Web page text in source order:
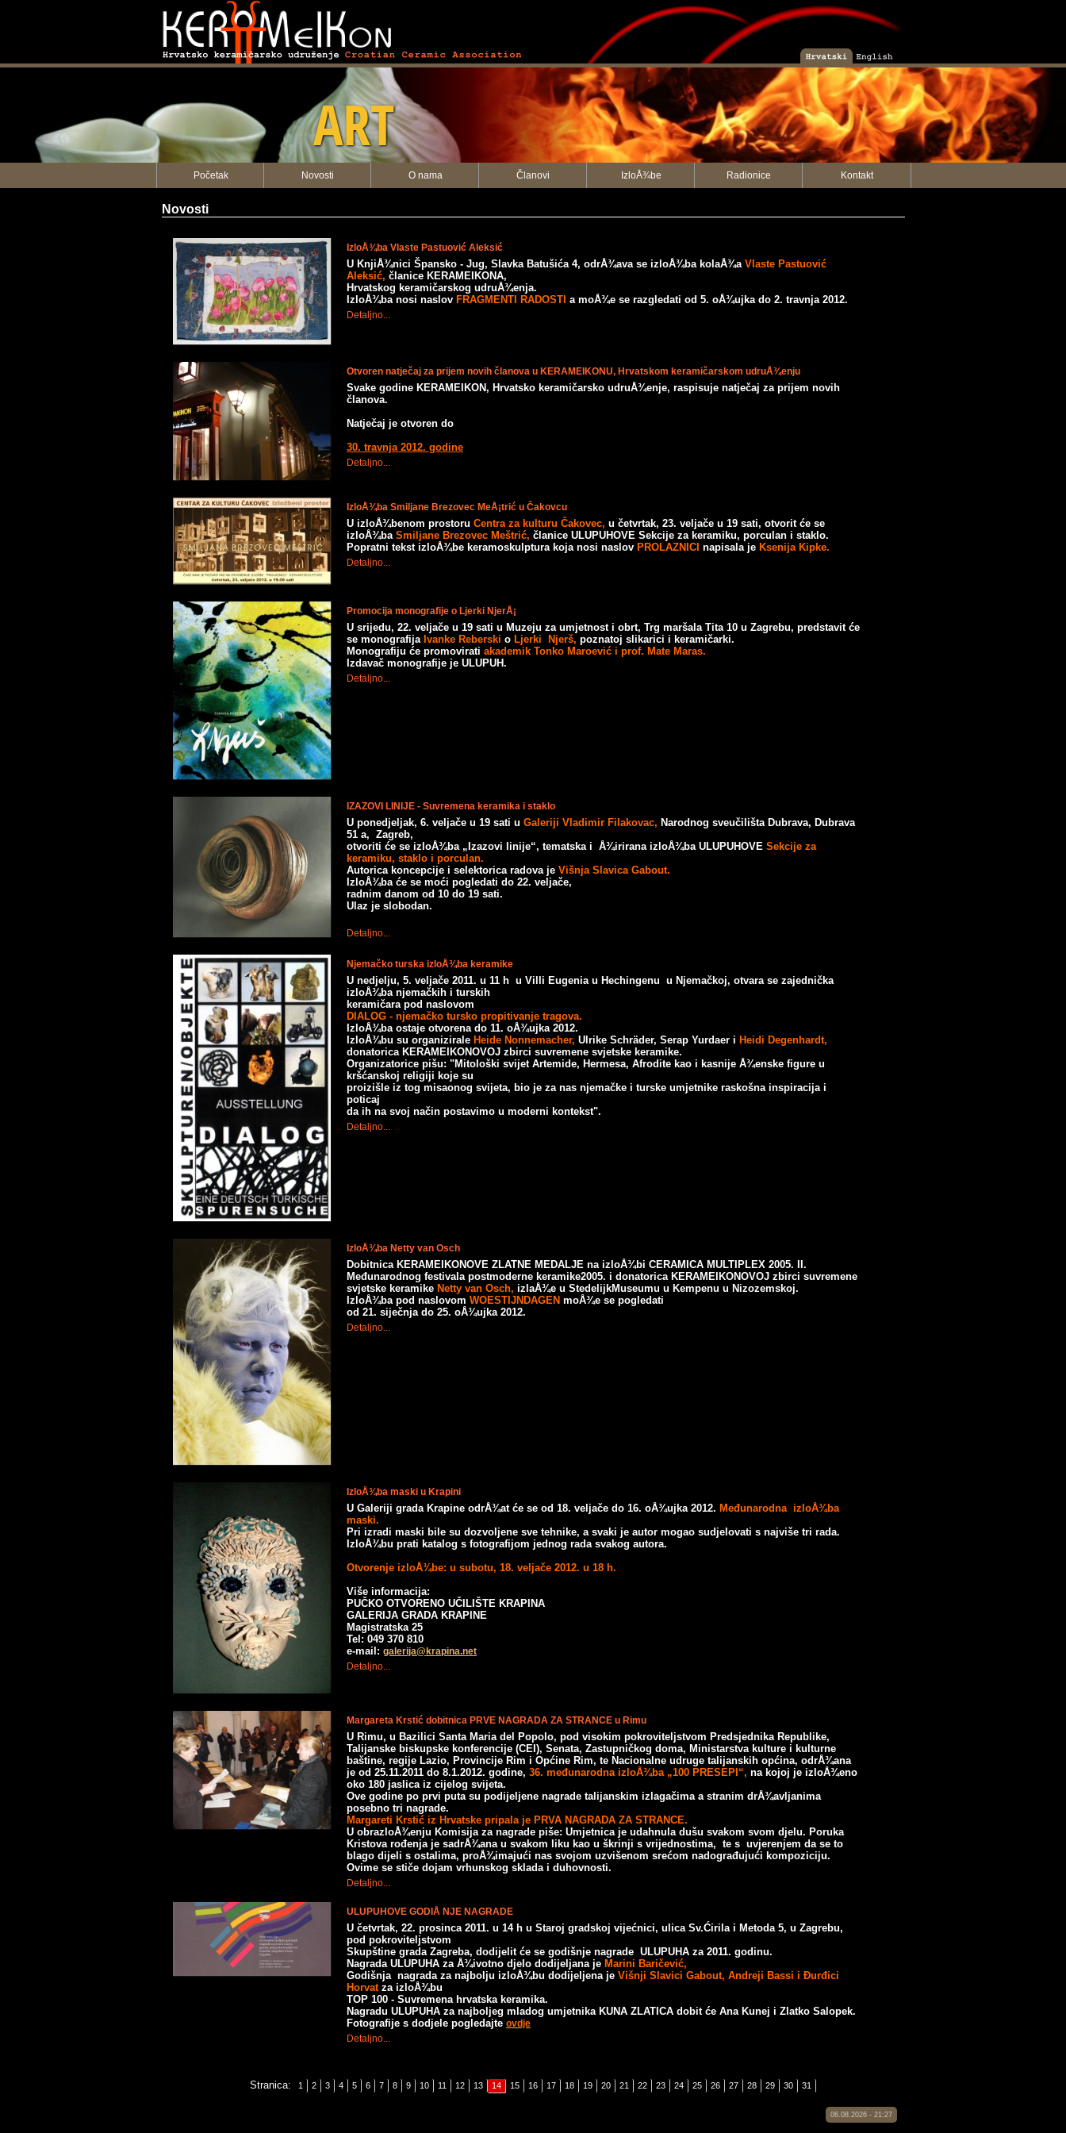
KERAMEIKON
ART
Početak Novosti O nama Članovi IzloÅ¾be Radionice Kontakt
Novosti
IzloÅ¾ba Vlaste Pastuović Aleksić
U KnjiÅ¾nici Špansko - Jug, Slavka Batušića 4, odrÅ¾ava se izloÅ¾ba kolaÅ¾a Vlaste Pastuović
Aleksić, članice KERAMEIKONA,
Hrvatskog keramičarskog udruÅ¾enja.
IzloÅ¾ba nosi naslov FRAGMENTI RADOSTI a moÅ¾e se razgledati od 5. oÅ¾ujka do 2. travnja 2012.
Detaljno...
Otvoren natječaj za prijem novih članova u KERAMEIKONU, Hrvatskom keramičarskom udruÅ¾enju
Svake godine KERAMEIKON, Hrvatsko keramičarsko udruÅ¾enje, raspisuje natječaj za prijem novih
članova.
Natječaj je otvoren do
30. travnja 2012. godine
Detaljno...
IzloÅ¾ba Smiljane Brezovec MeÅ¡trić u Čakovcu
U izloÅ¾benom prostoru Centra za kulturu Čakovec, u četvrtak, 23. veljače u 19 sati, otvorit će se
izloÅ¾ba Smiljane Brezovec Meštrić, članice ULUPUHOVE Sekcije za keramiku, porculan i staklo.
Popratni tekst izloÅ¾be keramoskulptura koja nosi naslov PROLAZNICI napisala je Ksenija Kipke.
Detaljno...
Promocija monografije o Ljerki NjerÅ¡
U srijedu, 22. veljače u 19 sati u Muzeju za umjetnost i obrt, Trg maršala Tita 10 u Zagrebu, predstavit će
se monografija Ivanke Reberski o Ljerki Njerš, poznatoj slikarici i keramičarki.
Monografiju će promovirati akademik Tonko Maroević i prof. Mate Maras.
Izdavač monografije je ULUPUH.
Detaljno...
IZAZOVI LINIJE - Suvremena keramika i staklo
U ponedjeljak, 6. veljače u 19 sati u Galeriji Vladimir Filakovac, Narodnog sveučilišta Dubrava, Dubrava
51 a, Zagreb,
otvoriti će se izloÅ¾ba „Izazovi linije“, tematska i Å¾irirana izloÅ¾ba ULUPUHOVE Sekcije za
keramiku, staklo i porculan.
Autorica koncepcije i selektorica radova je Višnja Slavica Gabout.
IzloÅ¾ba će se moći pogledati do 22. veljače,
radnim danom od 10 do 19 sati.
Ulaz je slobodan.
Detaljno...
Njemačko turska izloÅ¾ba keramike
U nedjelju, 5. veljače 2011. u 11 h u Villi Eugenia u Hechingenu u Njemačkoj, otvara se zajednička
izloÅ¾ba njemačkih i turskih
keramičara pod naslovom
DIALOG - njemačko tursko propitivanje tragova.
IzloÅ¾ba ostaje otvorena do 11. oÅ¾ujka 2012.
IzloÅ¾bu su organizirale Heide Nonnemacher, Ulrike Schräder, Serap Yurdaer i Heidi Degenhardt,
donatorica KERAMEIKONOVOJ zbirci suvremene svjetske keramike.
Organizatorice pišu: "Mitološki svijet Artemide, Hermesa, Afrodite kao i kasnije Å¾enske figure u
kršćanskoj religiji koje su
proizišle iz tog misaonog svijeta, bio je za nas njemačke i turske umjetnike raskošna inspiracija i
poticaj
da ih na svoj način postavimo u moderni kontekst".
Detaljno...
IzloÅ¾ba Netty van Osch
Dobitnica KERAMEIKONOVE ZLATNE MEDALJE na izloÅ¾bi CERAMICA MULTIPLEX 2005. II.
Međunarodnog festivala postmoderne keramike2005. i donatorica KERAMEIKONOVOJ zbirci suvremene
svjetske keramike Netty van Osch, izlaÅ¾e u StedelijkMuseumu u Kempenu u Nizozemskoj.
IzloÅ¾ba pod naslovom WOESTIJNDAGEN moÅ¾e se pogledati
od 21. siječnja do 25. oÅ¾ujka 2012.
Detaljno...
IzloÅ¾ba maski u Krapini
U Galeriji grada Krapine odrÅ¾at će se od 18. veljače do 16. oÅ¾ujka 2012. Međunarodna izloÅ¾ba
maski.
Pri izradi maski bile su dozvoljene sve tehnike, a svaki je autor mogao sudjelovati s najviše tri rada.
IzloÅ¾bu prati katalog s fotografijom jednog rada svakog autora.
Otvorenje izloÅ¾be: u subotu, 18. veljače 2012. u 18 h.
Više informacija:
PUČKO OTVORENO UČILIŠTE KRAPINA
GALERIJA GRADA KRAPINE
Magistratska 25
Tel: 049 370 810
e-mail: galerija@krapina.net
Detaljno...
Margareta Krstić dobitnica PRVE NAGRADA ZA STRANCE u Rimu
U Rimu, u Bazilici Santa Maria del Popolo, pod visokim pokroviteljstvom Predsjednika Republike,
Talijanske biskupske konferencije (CEI), Senata, Zastupničkog doma, Ministarstva kulture i kulturne
baštine, regije Lazio, Provincije Rim i Općine Rim, te Nacionalne udruge talijanskih općina, odrÅ¾ana
je od 25.11.2011 do 8.1.2012. godine, 36. međunarodna izloÅ¾ba „100 PRESEPI“, na kojoj je izloÅ¾eno
oko 180 jaslica iz cijelog svijeta.
Ove godine po prvi puta su podijeljene nagrade talijanskim izlagačima a stranim drÅ¾avljanima
posebno tri nagrade.
Margareti Krstić iz Hrvatske pripala je PRVA NAGRADA ZA STRANCE.
U obrazloÅ¾enju Komisija za nagrade piše: Umjetnica je udahnula dušu svakom svom djelu. Poruka
Kristova rođenja je sadrÅ¾ana u svakom liku kao u škrinji s vrijednostima, te s uvjerenjem da se to
blago dijeli s ostalima, proÅ¾imajući nas svojom uzvišenom srećom nadograđujući kompoziciju.
Ovime se stiče dojam vrhunskog sklada i duhovnosti.
Detaljno...
ULUPUHOVE GODIÅ NJE NAGRADE
U četvrtak, 22. prosinca 2011. u 14 h u Staroj gradskoj vijećnici, ulica Sv.Ćirila i Metoda 5, u Zagrebu,
pod pokroviteljstvom
Skupštine grada Zagreba, dodijelit će se godišnje nagrade ULUPUHA za 2011. godinu.
Nagrada ULUPUHA za Å¾ivotno djelo dodijeljana je Marini Baričević,
Godišnja nagrada za najbolju izloÅ¾bu dodijeljena je Višnji Slavici Gabout, Andreji Bassi i Đurđici
Horvat za izloÅ¾bu
TOP 100 - Suvremena hrvatska keramika.
Nagradu ULUPUHA za najboljeg mladog umjetnika KUNA ZLATICA dobit će Ana Kunej i Zlatko Salopek.
Fotografije s dodjele pogledajte ovdje
Detaljno...
Stranica: 1 2 3 4 5 6 7 8 9 10 11 12 13 14 15 16 17 18 19 20 21 22 23 24 25 26 27 28 29 30 31
06.08.2026 - 21:27